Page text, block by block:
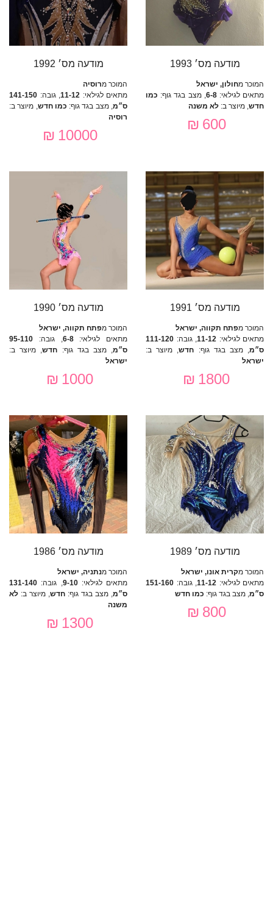
מודעה מס׳ 1993
המוכר מחולון, ישראל
מתאים לגילאי:6-8, מצב בגד גוף: כמו
חדש, מיוצר ב: לא משנה
600 ₪
מודעה מס׳ 1992
המוכר מרוסיה
מתאים לגילאי: 11-12, גובה: 141-150
ס״מ, מצב בגד גוף: כמו חדש, מיוצר ב:
רוסיה
10000 ₪
מודעה מס׳ 1991
המוכר מפתח תקווה, ישראל
מתאים לגילאי: 11-12, גובה: 111-120
ס״מ, מצב בגד גוף: חדש, מיוצר ב:
ישראל
1800 ₪
מודעה מס׳ 1990
המוכר מפתח תקווה, ישראל
מתאים לגילאי:6-8, גובה: 95-110
ס״מ, מצב בגד גוף: חדש, מיוצר ב:
ישראל
1000 ₪
מודעה מס׳ 1989
המוכר מקרית אונו, ישראל
מתאים לגילאי: 11-12, גובה: 151-160
ס״מ, מצב בגד גוף: כמו חדש
800 ₪
מודעה מס׳ 1986
המוכר מנתניה, ישראל
מתאים לגילאי:9-10, גובה: 131-140
ס״מ, מצב בגד גוף: חדש, מיוצר ב: לא
משנה
1300 ₪